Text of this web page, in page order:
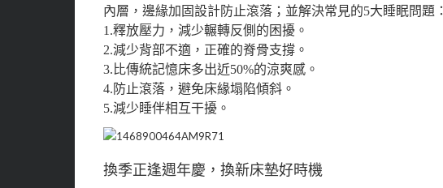
內層，邊緣加固設計防止滾落；並解決常見的5大睡眠問題：
1.釋放壓力，減少輾轉反側的困擾。
2.減少背部不適，正確的脊骨支撐。
3.比傳統記憶床多出近50%的涼爽感。
4.防止滾落，避免床緣塌陷傾斜。
5.減少睡伴相互干擾。
換季正逢週年慶，換新床墊好時機